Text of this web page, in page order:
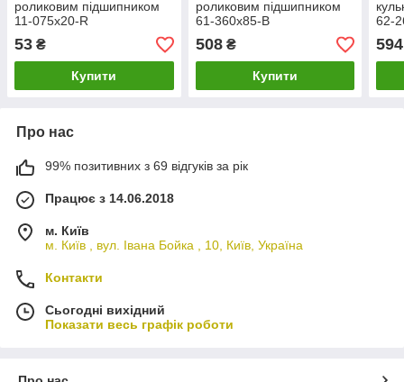
роликовим підшипником
11-075х20-R
53 ₴
Купити
роликовим підшипником
61-360х85-B
508₴
Купити
62-
594
Про нас
99% позитивних з 69 відгуків за рік
Працює з 14.06.2018
м. Київ
м. Київ , вул. Івана Бойка , 10, Київ, Україна
Контакти
Сьогодні вихідний
Показати весь графік роботи